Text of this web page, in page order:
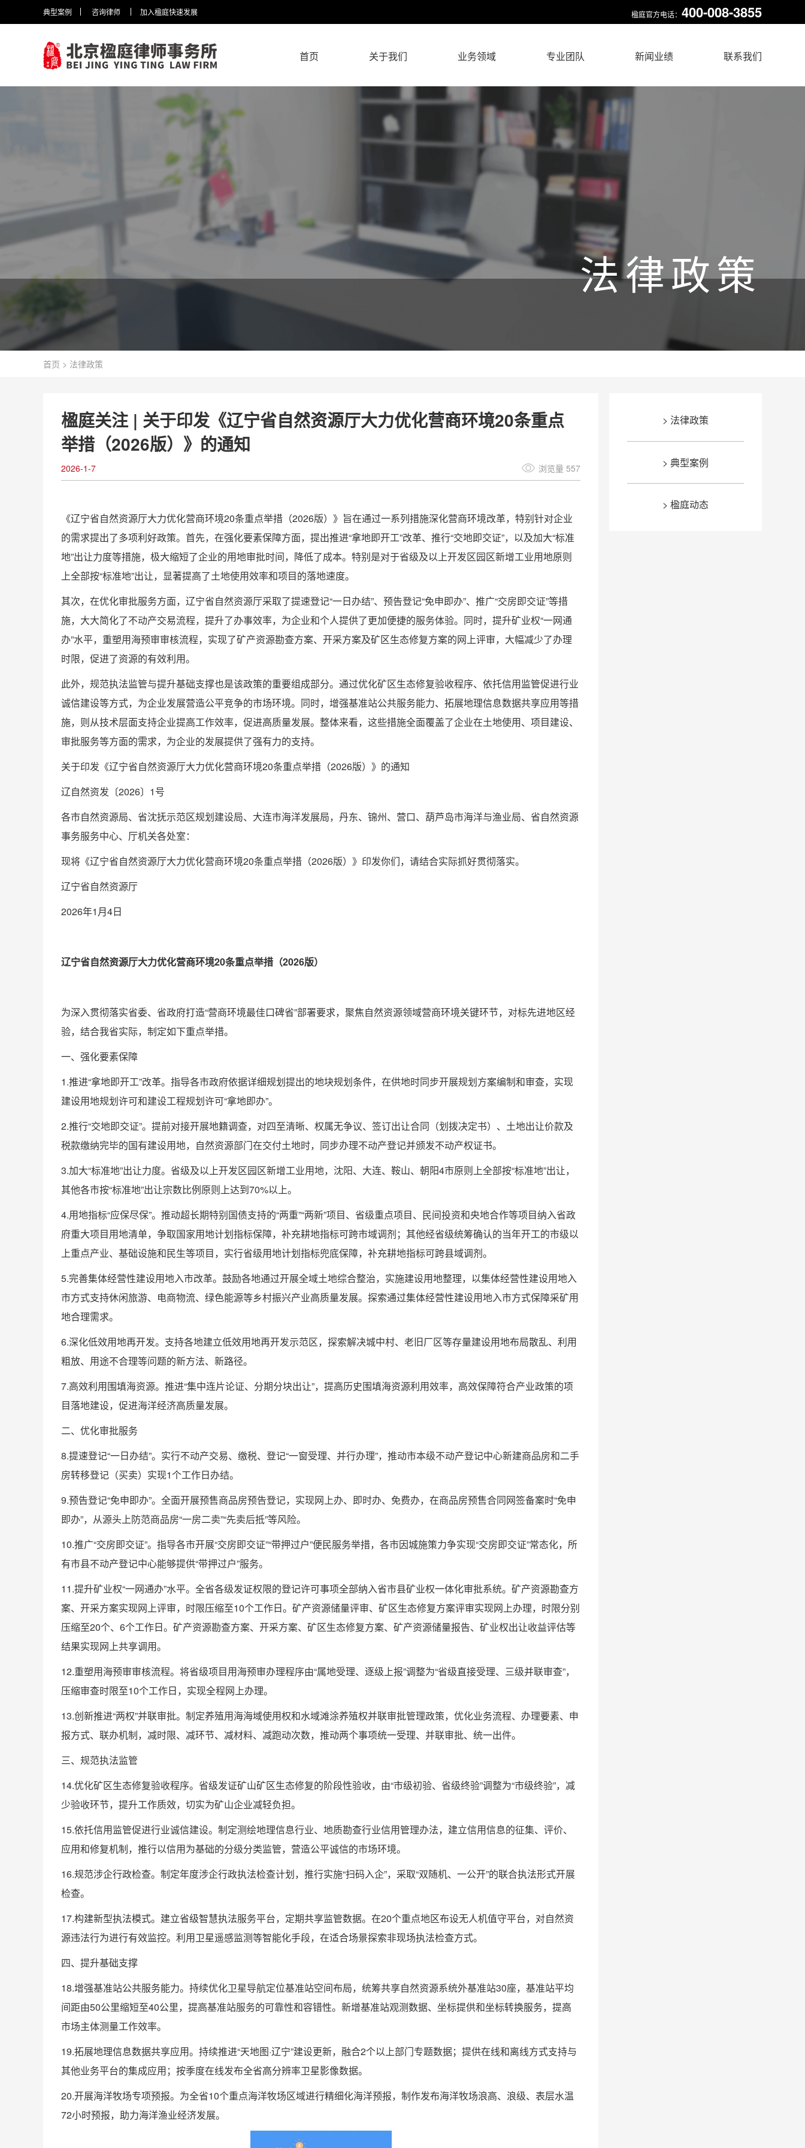
典型案例 咨询律师 加入楹庭快速发展 楹庭官方电话： 400-008-3855
首页 关于我们 业务领域 专业团队 新闻业绩 联系我们
法律政策
首页 > 法律政策
楹庭关注 | 关于印发《辽宁省自然资源厅大力优化营商环境20条重点
举措（2026版）》的通知
2026-1-7 浏览量 557
《辽宁省自然资源厅大力优化营商环境20条重点举措（2026版）》旨在通过一系列措施深化营商环境改革，特别针对企业
的需求提出了多项利好政策。首先，在强化要素保障方面，提出推进“拿地即开工”改革、推行“交地即交证”，以及加大“标准
地”出让力度等措施，极大缩短了企业的用地审批时间，降低了成本。特别是对于省级及以上开发区园区新增工业用地原则
上全部按“标准地”出让，显著提高了土地使用效率和项目的落地速度。
其次，在优化审批服务方面，辽宁省自然资源厅采取了提速登记“一日办结”、预告登记“免申即办”、推广“交房即交证”等措
施，大大简化了不动产交易流程，提升了办事效率，为企业和个人提供了更加便捷的服务体验。同时，提升矿业权“一网通
办”水平，重塑用海预审审核流程，实现了矿产资源勘查方案、开采方案及矿区生态修复方案的网上评审，大幅减少了办理
时限，促进了资源的有效利用。
此外，规范执法监管与提升基础支撑也是该政策的重要组成部分。通过优化矿区生态修复验收程序、依托信用监管促进行业
诚信建设等方式，为企业发展营造公平竞争的市场环境。同时，增强基准站公共服务能力、拓展地理信息数据共享应用等措
施，则从技术层面支持企业提高工作效率，促进高质量发展。整体来看，这些措施全面覆盖了企业在土地使用、项目建设、
审批服务等方面的需求，为企业的发展提供了强有力的支持。
关于印发《辽宁省自然资源厅大力优化营商环境20条重点举措（2026版）》的通知
辽自然资发〔2026〕1号
各市自然资源局、省沈抚示范区规划建设局、大连市海洋发展局，丹东、锦州、营口、葫芦岛市海洋与渔业局、省自然资源
事务服务中心、厅机关各处室：
现将《辽宁省自然资源厅大力优化营商环境20条重点举措（2026版）》印发你们，请结合实际抓好贯彻落实。
辽宁省自然资源厅
2026年1月4日
辽宁省自然资源厅大力优化营商环境20条重点举措（2026版）
为深入贯彻落实省委、省政府打造“营商环境最佳口碑省”部署要求，聚焦自然资源领域营商环境关键环节，对标先进地区经
验，结合我省实际，制定如下重点举措。
一、强化要素保障
1.推进“拿地即开工”改革。指导各市政府依据详细规划提出的地块规划条件，在供地时同步开展规划方案编制和审查，实现
建设用地规划许可和建设工程规划许可“拿地即办”。
2.推行“交地即交证”。提前对接开展地籍调查，对四至清晰、权属无争议、签订出让合同（划拨决定书）、土地出让价款及
税款缴纳完毕的国有建设用地，自然资源部门在交付土地时，同步办理不动产登记并颁发不动产权证书。
3.加大“标准地”出让力度。省级及以上开发区园区新增工业用地，沈阳、大连、鞍山、朝阳4市原则上全部按“标准地”出让，
其他各市按“标准地”出让宗数比例原则上达到70%以上。
4.用地指标“应保尽保”。推动超长期特别国债支持的“两重”“两新”项目、省级重点项目、民间投资和央地合作等项目纳入省政
府重大项目用地清单，争取国家用地计划指标保障，补充耕地指标可跨市域调剂；其他经省级统筹确认的当年开工的市级以
上重点产业、基础设施和民生等项目，实行省级用地计划指标兜底保障，补充耕地指标可跨县域调剂。
5.完善集体经营性建设用地入市改革。鼓励各地通过开展全域土地综合整治，实施建设用地整理，以集体经营性建设用地入
市方式支持休闲旅游、电商物流、绿色能源等乡村振兴产业高质量发展。探索通过集体经营性建设用地入市方式保障采矿用
地合理需求。
6.深化低效用地再开发。支持各地建立低效用地再开发示范区，探索解决城中村、老旧厂区等存量建设用地布局散乱、利用
粗放、用途不合理等问题的新方法、新路径。
7.高效利用围填海资源。推进“集中连片论证、分期分块出让”，提高历史围填海资源利用效率，高效保障符合产业政策的项
目落地建设，促进海洋经济高质量发展。
二、优化审批服务
8.提速登记“一日办结”。实行不动产交易、缴税、登记“一窗受理、并行办理”，推动市本级不动产登记中心新建商品房和二手
房转移登记（买卖）实现1个工作日办结。
9.预告登记“免申即办”。全面开展预售商品房预告登记，实现网上办、即时办、免费办，在商品房预售合同网签备案时“免申
即办”，从源头上防范商品房“一房二卖”“先卖后抵”等风险。
10.推广“交房即交证”。指导各市开展“交房即交证”“带押过户”便民服务举措，各市因城施策力争实现“交房即交证”常态化，所
有市县不动产登记中心能够提供“带押过户”服务。
11.提升矿业权“一网通办”水平。全省各级发证权限的登记许可事项全部纳入省市县矿业权一体化审批系统。矿产资源勘查方
案、开采方案实现网上评审，时限压缩至10个工作日。矿产资源储量评审、矿区生态修复方案评审实现网上办理，时限分别
压缩至20个、6个工作日。矿产资源勘查方案、开采方案、矿区生态修复方案、矿产资源储量报告、矿业权出让收益评估等
结果实现网上共享调用。
12.重塑用海预审审核流程。将省级项目用海预审办理程序由“属地受理、逐级上报”调整为“省级直接受理、三级并联审查”，
压缩审查时限至10个工作日，实现全程网上办理。
13.创新推进“两权”并联审批。制定养殖用海海域使用权和水域滩涂养殖权并联审批管理政策，优化业务流程、办理要素、申
报方式、联办机制，减时限、减环节、减材料、减跑动次数，推动两个事项统一受理、并联审批、统一出件。
三、规范执法监管
14.优化矿区生态修复验收程序。省级发证矿山矿区生态修复的阶段性验收，由“市级初验、省级终验”调整为“市级终验”，减
少验收环节，提升工作质效，切实为矿山企业减轻负担。
15.依托信用监管促进行业诚信建设。制定测绘地理信息行业、地质勘查行业信用管理办法，建立信用信息的征集、评价、
应用和修复机制，推行以信用为基础的分级分类监管，营造公平诚信的市场环境。
16.规范涉企行政检查。制定年度涉企行政执法检查计划，推行实施“扫码入企”，采取“双随机、一公开”的联合执法形式开展
检查。
17.构建新型执法模式。建立省级智慧执法服务平台，定期共享监管数据。在20个重点地区布设无人机值守平台，对自然资
源违法行为进行有效监控。利用卫星遥感监测等智能化手段，在适合场景探索非现场执法检查方式。
四、提升基础支撑
18.增强基准站公共服务能力。持续优化卫星导航定位基准站空间布局，统筹共享自然资源系统外基准站30座，基准站平均
间距由50公里缩短至40公里，提高基准站服务的可靠性和容错性。新增基准站观测数据、坐标提供和坐标转换服务，提高
市场主体测量工作效率。
19.拓展地理信息数据共享应用。持续推进“天地图·辽宁”建设更新，融合2个以上部门专题数据；提供在线和离线方式支持与
其他业务平台的集成应用；按季度在线发布全省高分辨率卫星影像数据。
20.开展海洋牧场专项预报。为全省10个重点海洋牧场区域进行精细化海洋预报，制作发布海洋牧场浪高、浪级、表层水温
72小时预报，助力海洋渔业经济发展。
> 法律政策
> 典型案例
> 楹庭动态